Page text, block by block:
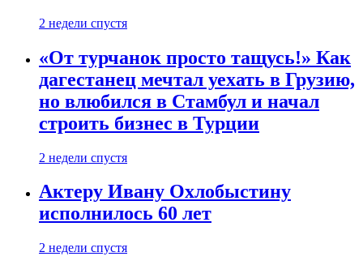
2 недели спустя
«От турчанок просто тащусь!» Как
дагестанец мечтал уехать в Грузию,
но влюбился в Стамбул и начал
строить бизнес в Турции
2 недели спустя
Актеру Ивану Охлобыстину
исполнилось 60 лет
2 недели спустя